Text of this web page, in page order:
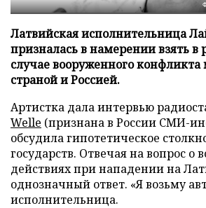
Латвийская исполнительница
призналась в намерении взять в
случае вооруженного
страной и Россией.
Артистка дала интервью
Welle (признана в России СМИ-
обсудила гипотетическое
государств. Отвечая на вопрос о
действиях при нападении на
однозначный ответ. «Я возьму
исполнительница.